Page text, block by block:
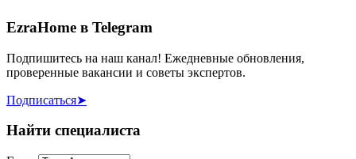
EzraHome в Telegram
Подпишитесь на наш канал! Ежедневные обновления,
проверенные вакансии и советы экспертов.
Подписаться➤
Найти специалиста